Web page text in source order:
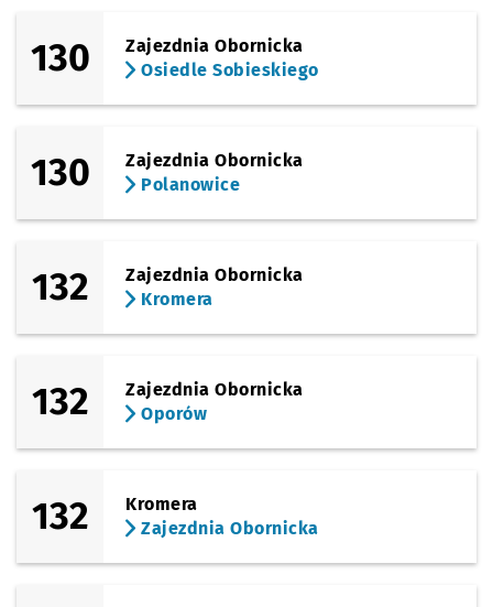
130
Zajezdnia Obornicka
Osiedle Sobieskiego
130
Zajezdnia Obornicka
Polanowice
132
Zajezdnia Obornicka
Kromera
132
Zajezdnia Obornicka
Oporów
132
Kromera
Zajezdnia Obornicka